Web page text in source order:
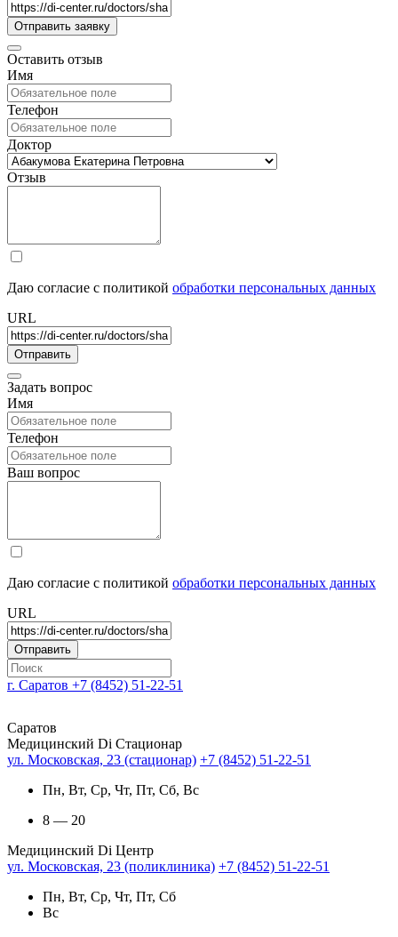
Оставить отзыв
Имя
Телефон
Доктор
Отзыв
Даю согласие с политикой обработки персональных данных
URL
Задать вопрос
Имя
Телефон
Ваш вопрос
Даю согласие с политикой обработки персональных данных
URL
г. Саратов +7 (8452) 51-22-51
Саратов
Медицинский Di Стационар
ул. Московская, 23 (стационар) +7 (8452) 51-22-51
Пн, Вт, Ср, Чт, Пт, Сб, Вс
8 — 20
Медицинский Di Центр
ул. Московская, 23 (поликлиника) +7 (8452) 51-22-51
Пн, Вт, Ср, Чт, Пт, Сб
Вс